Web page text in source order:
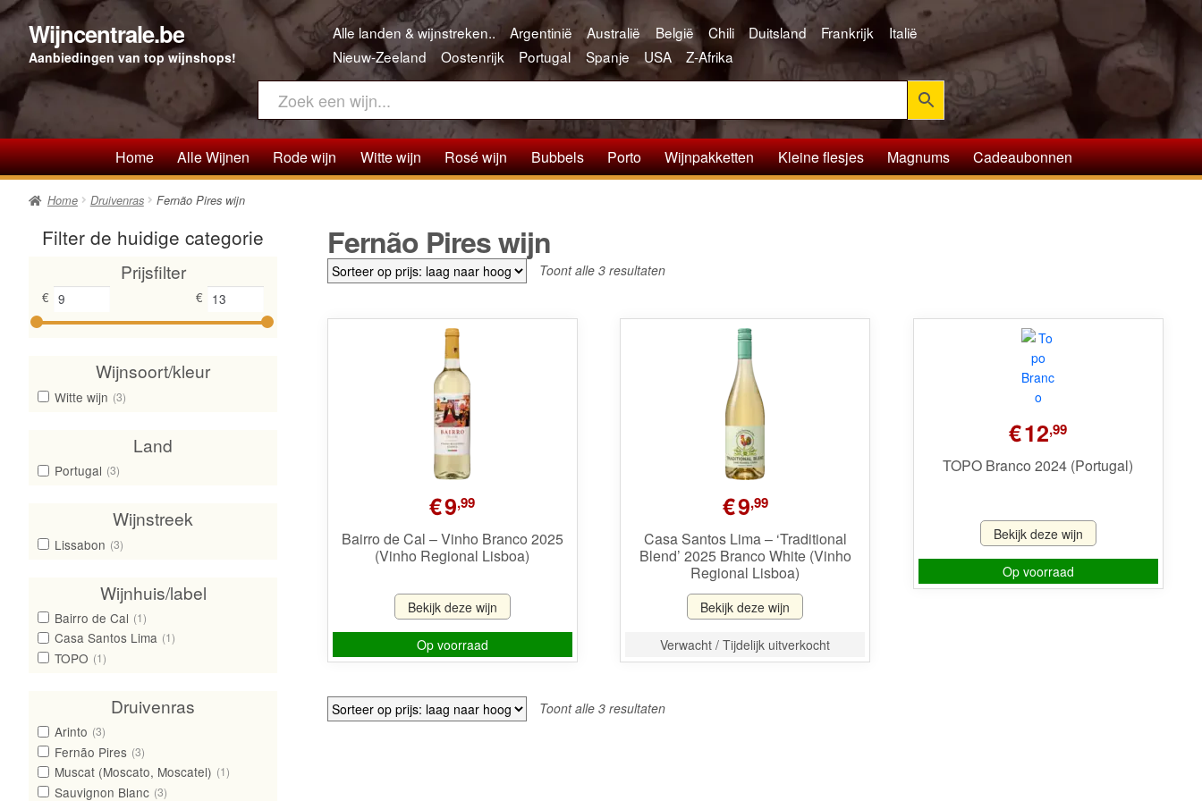
Ga
door
naar
navigatie
Ga
direct
naar
Wijncentrale.be
Aanbiedingen van top wijnshops!
Alle landen & wijnstreken.. Argentinië Australië België Chili Duitsland Frankrijk
Italië
Nieuw-Zeeland
Oostenrijk Portugal Spanje USA Z-Afrika
Home Alle Wijnen Rode wijn Witte wijn Rosé wijn Bubbels Porto Wijnpakketten Kleine flesjes Magnums Cadeaubonnen
Home Druivenras Fernão Pires wijn
Fernão Pires wijn
Toont alle 3 resultatenGesorteerd
€9,99
Bairro de Cal – Vinho Branco 2025
(Vinho Regional Lisboa)
Bekijk deze wijn
Op voorraad
€9,99
Casa Santos Lima – ‘Traditional
Blend’ 2025 Branco White (Vinho
Regional Lisboa)
Bekijk deze wijn
Verwacht / Tijdelijk uitverkocht
€12,99
TOPO Branco 2024 (Portugal)
Bekijk deze wijn
Op voorraad
Toont alle 3 resultatenGesorteerd
Filter de huidige categorie
Prijsfilter
€ €
Wijnsoort/kleur
Witte wijn (3)
Land
Portugal (3)
Wijnstreek
Lissabon (3)
Wijnhuis/label
Bairro de Cal (1)
Casa Santos Lima (1)
TOPO (1)
Druivenras
Arinto (3)
Fernão Pires (3)
Muscat (Moscato, Moscatel) (1)
Sauvignon Blanc (3)